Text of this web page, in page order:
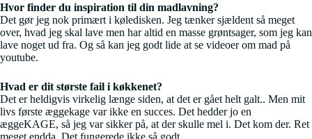
Hvor finder du inspiration til din madlavning?
Det gør jeg nok primært i køledisken. Jeg tænker sjældent så meget
over, hvad jeg skal lave men har altid en masse grøntsager, som jeg kan
lave noget ud fra. Og så kan jeg godt lide at se videoer om mad på
youtube.
Hvad er dit største fail i køkkenet?
Det er heldigvis virkelig længe siden, at det er gået helt galt.. Men mit
livs første æggekage var ikke en succes. Det hedder jo en
æggeKAGE, så jeg var sikker på, at der skulle mel i. Det kom der. Ret
meget endda. Det fungerede ikke så godt.